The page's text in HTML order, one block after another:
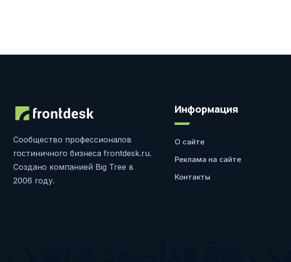
Сообщество профессионалов
гостиничного бизнеса frontdesk.ru.
Создано компанией Big Tree в
2006 году.
Информация
О сайте
Реклама на сайте
Контакты